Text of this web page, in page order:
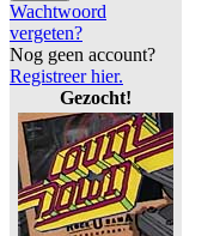
Wachtwoord
vergeten?
Nog geen account?
Registreer hier.
Gezocht!